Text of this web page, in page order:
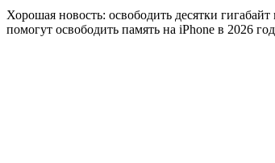
Хорошая новость: освободить десятки
помогут освободить память на iPhone в 2026